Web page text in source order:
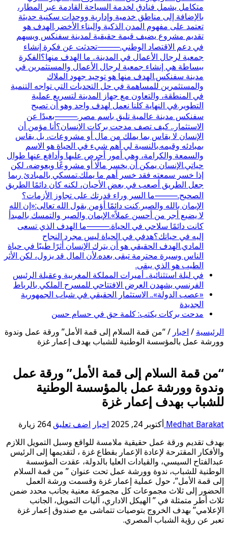
متكامل يشمل فنادق لخدمة السياحة القادمة عبر المطار،
بالإضافة إلى مناطق خدمية وإدارية ووحدات سكنية حديثة
تعتمد على مفهوم المدن الذكية والبناء الأخضر.الهدف هو
تقديم مشروع يضيف قيمة حقيقية لمدينة سفنكس ويسهم
في دعم الاقتصاد الوطني.⸻تحدثت عن فكرة إنشاء
جمعية لرجال الأعمال في المدينة.. ما الهدف منها؟الفكرة
ببساطة هي إنشاء جمعية لرجال الأعمال والمستثمرين في
مدينة سفنكس.الهدف منها هو توحيد جهود الملاك
والمستثمرين للمساهمة في حل التحديات التي تواجه التنمية
في المنطقة، والتعاون مع جهاز المدينة لتسريع عملية
التطوير.في النهاية كلنا نعمل لهدف واحد وهو أن تصبح
سفنكس مدينة عالمية تليق باسم مصر.⸻بعيدًا عن
الاستثمار.. كيف تصف مدحت بركات الإنسان؟أنا مؤمن أن
الإنسان لا يقاس بما يملك من مال أو مشروعات، بل يقاس
بمبادئه وقيمه.بالنسبة لي أهم شيء في الحياة هو الاسم
والسمعة والكرامة، وهي أمور أحرص عليها وأدافع عنها طوال
حياتي.الإنسان يمكن أن يخسر مالًا أو مشروعًا ويعوضه، لكن
إذا خسر سمعته فقد خسر أهم ما يملك.تمسكي بالمبادئ ربما
جعل الطريق أصعب في بعض الأحيان، لكنه كان دائمًا الطريق
الصحيح.⸻ما السر وراء قدرتك على تجاوز الأزمات؟
الإيمان بالله والصبر.كنت دائمًا أؤمن بقول الله تعالى:«إن الله
لا يضيع أجر من أحسن عملاً».الإيمان والصبر والتمسك بالمبدأ
كانت دائمًا سلاحي في الحياة.⸻ما الهدف الذي تسعى
إليه في حياتك؟هدفي في الحياة ليس مجرد النجاح
المادي.الهدف الحقيقي هو أن يترك الإنسان أثرًا طيبًا في حياة
الناس وسيرة محترمة تبقى بعده.لأن المال قد يزول، لكن الأثر
الطيب هو الذي يبقى.
في ليلة استثنائية.. أميرات المملكة المغربية وعقيلة الرئيس
الفرنسي يشهدن العرض الافتتاحي للمسرح الملكي بالرباط
«عصب الدولة».. الاستثمار الحقيقي في شباب الجمهورية
الجديدة
مدحت بركات يكتب: كلمة حق في حسام حسن
الرئيسية / اخبار / “من قمة السلام إلى قمة الأمل” ورقة عمل وندوة
وورشة عمل بالمؤسسة الوطنية للشباب بهدف إعمار غزة
“من قمة السلام إلى قمة الأمل” ورقة عمل
وندوة وورشة عمل بالمؤسسة الوطنية
للشباب بهدف إعمار غزة
Medhat Barakat أكتوبر 24, 2025 اخبار اضف تعليق 264 زيارة
بهدف تقديم ورقة عمل حقيقية ملامسة للواقع وسبل التمويل اللازم
والأفكار المقترحة لإعادة الإعمار بقطاع غزة ، لتقديمها إلى الرئيس
عبدالفتاح السيسي، والقيادات العليا بالدولة، عقدت المؤسسة
الوطنية للشباب، ندوة وورشة عمل تحت عنوان ” من قمة السلام
إلى قمة الأمل”، حول عملية إعمار غزة وقسمت ورشة العمل
الحضور إلى ثلاث مجموعات كل مجموعة معنية بجانب محدد ضمن
ثلاث أطر متمثلة في ” الهيكل الاداري، آليات التمويل، الجانب
الإعلامي” بهدف الخروج بتوصيات تتماشى مع صندوق إعمار غزة
تعبر عن رؤية الشباب المصري.